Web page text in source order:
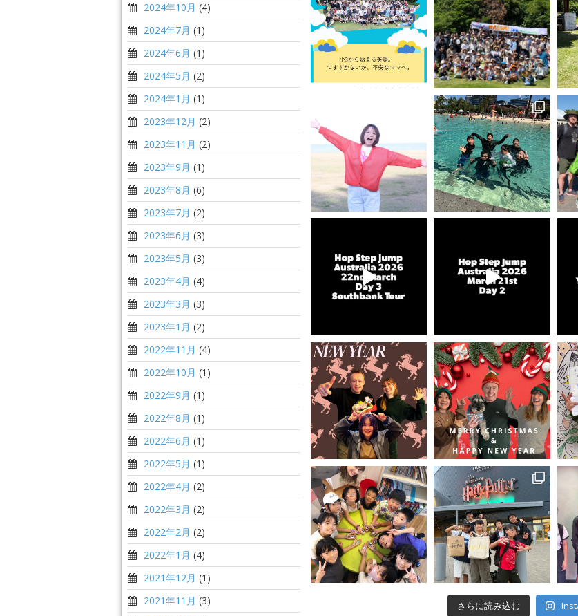
さらに読み込む
2024年10月 (4)
2024年7月 (1)
2024年6月 (1)
2024年5月 (2)
2024年1月 (1)
2023年12月 (2)
2023年11月 (2)
2023年9月 (1)
2023年8月 (6)
2023年7月 (2)
2023年6月 (3)
2023年5月 (3)
2023年4月 (4)
2023年3月 (3)
2023年1月 (2)
2022年11月 (4)
2022年10月 (1)
2022年9月 (1)
2022年8月 (1)
2022年6月 (1)
2022年5月 (1)
2022年4月 (2)
2022年3月 (2)
2022年2月 (2)
2022年1月 (4)
2021年12月 (1)
2021年11月 (3)